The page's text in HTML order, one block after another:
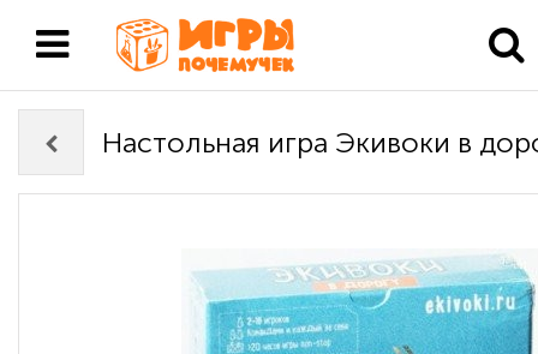
Настольная игра Экивоки в